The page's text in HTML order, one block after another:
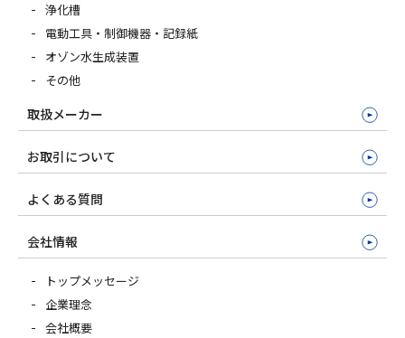
浄化槽
電動工具・制御機器・記録紙
オゾン水生成装置
その他
取扱メーカー
お取引について
よくある質問
会社情報
トップメッセージ
企業理念
会社概要